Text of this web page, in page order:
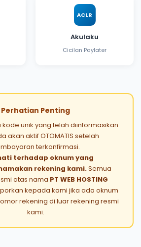
ACLR
Akulaku
Cicilan Paylater
Perhatian Penting
kode unik yang telah diinformasikan.
akan aktif OTOMATIS setelah
terkonfirmasi.
terhadap oknum yang
rekening kami.Semua
atas nama PT WEB HOSTING
kepada kami jika ada oknum
rekening di luar rekening resmi
kami.